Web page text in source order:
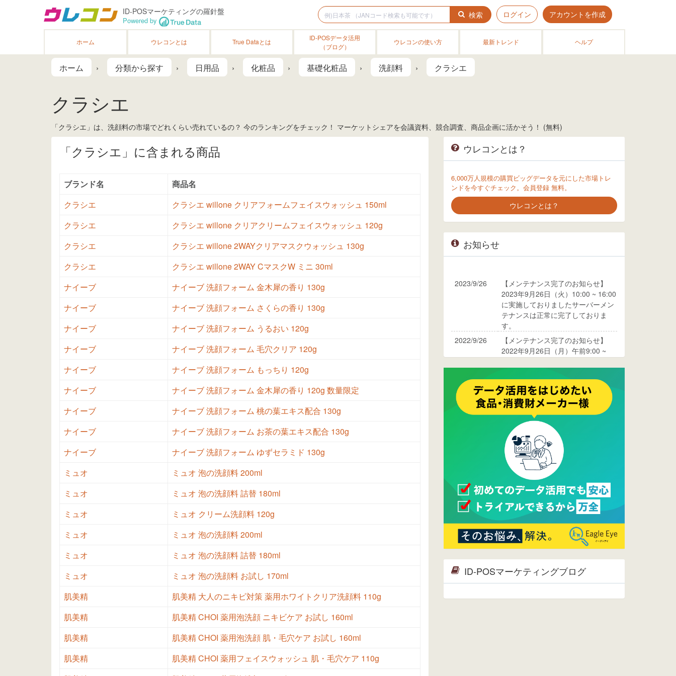
ID-POSマーケティングの羅針盤
Powered by
検索 ログイン アカウントを作成
ホーム ウレコンとは True Dataとは
ID-POSデータ活用
（ブログ）
ウレコンの使い方 最新トレンド ヘルプ
ホーム 分類から探す 日用品 化粧品 基礎化粧品 洗顔料 クラシエ
クラシエ
「クラシエ」は、洗顔料の市場でどれくらい売れているの？ 今のランキングをチェック！ マーケットシェアを会議資料、競合調査、商品企画に活かそう！ (無料)
「クラシエ」に含まれる商品
ブランド名
商品名
クラシエ
クラシエ willone クリアフォームフェイスウォッシュ 150ml
クラシエ
クラシエ willone クリアクリームフェイスウォッシュ 120g
クラシエ
クラシエ willone 2WAYクリアマスクウォッシュ 130g
クラシエ
クラシエ willone 2WAY CマスクW ミニ 30ml
ナイーブ
ナイーブ 洗顔フォーム 金木犀の香り 130g
ナイーブ
ナイーブ 洗顔フォーム さくらの香り 130g
ナイーブ
ナイーブ 洗顔フォーム うるおい 120g
ナイーブ
ナイーブ 洗顔フォーム 毛穴クリア 120g
ナイーブ
ナイーブ 洗顔フォーム もっちり 120g
ナイーブ
ナイーブ 洗顔フォーム 金木犀の香り 120g 数量限定
ナイーブ
ナイーブ 洗顔フォーム 桃の葉エキス配合 130g
ナイーブ
ナイーブ 洗顔フォーム お茶の葉エキス配合 130g
ナイーブ
ナイーブ 洗顔フォーム ゆずセラミド 130g
ミュオ
ミュオ 泡の洗顔料 200ml
ミュオ
ミュオ 泡の洗顔料 詰替 180ml
ミュオ
ミュオ クリーム洗顔料 120g
ミュオ
ミュオ 泡の洗顔料 200ml
ミュオ
ミュオ 泡の洗顔料 詰替 180ml
ミュオ
ミュオ 泡の洗顔料 お試し 170ml
肌美精
肌美精 大人のニキビ対策 薬用ホワイトクリア洗顔料 110g
肌美精
肌美精 CHOI 薬用泡洗顔 ニキビケア お試し 160ml
肌美精
肌美精 CHOI 薬用泡洗顔 肌・毛穴ケア お試し 160ml
肌美精
肌美精 CHOI 薬用フェイスウォッシュ 肌・毛穴ケア 110g
ウレコンとは？
6,000万人規模の購買ビッグデータを元にした市場トレ
ンドを今すぐチェック。会員登録 無料。
ウレコンとは？
お知らせ
2023/9/26
【メンテナンス完了のお知らせ】
2023年9月26日（火）10:00 ~ 16:00
に実施しておりましたサーバーメン
テナンスは正常に完了しておりま
す。
2022/9/26
【メンテナンス完了のお知らせ】
2022年9月26日（月）午前9:00 ~
ります。
2017/05/17
ウレコンでブログ掲載が始まりまし
た。ぜひご覧ください。
ウレコンのサイト機能を大幅バージ
ョンアップ。詳細はこちら。⇒
ページへ
ウレコンが機能拡充し、サイトリニ
ューアルしました。⇒
Facebook
2015/04/30
Facebookページを開設しました。
詳細はこちら。
2015/04/20
ウレコンサイトリリースしました。
ID-POSマーケティングブログ